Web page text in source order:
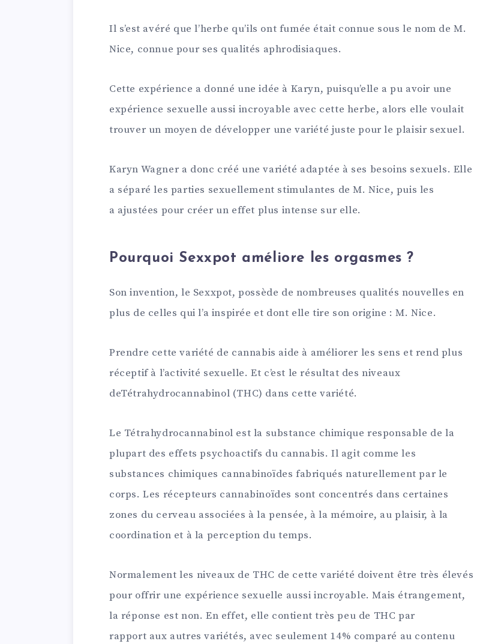
Il s’est avéré que l’herbe qu’ils ont fumée était connue sous le nom de M.
Nice, connue pour ses qualités aphrodisiaques.
Cette expérience a donné une idée à Karyn, puisqu’elle a pu avoir une
expérience sexuelle aussi incroyable avec cette herbe, alors elle voulait
trouver un moyen de développer une variété juste pour le plaisir sexuel.
Karyn Wagner a donc créé une variété adaptée à ses besoins sexuels. Elle
a séparé les parties sexuellement stimulantes de M. Nice, puis les
a ajustées pour créer un effet plus intense sur elle.
Pourquoi Sexxpot améliore les orgasmes ?
Son invention, le Sexxpot, possède de nombreuses qualités nouvelles en
plus de celles qui l’a inspirée et dont elle tire son origine : M. Nice.
Prendre cette variété de cannabis aide à améliorer les sens et rend plus
réceptif à l’activité sexuelle. Et c’est le résultat des niveaux
deTétrahydrocannabinol (THC) dans cette variété.
Le Tétrahydrocannabinol est la substance chimique responsable de la
plupart des effets psychoactifs du cannabis. Il agit comme les
substances chimiques cannabinoïdes fabriqués naturellement par le
corps. Les récepteurs cannabinoïdes sont concentrés dans certaines
zones du cerveau associées à la pensée, à la mémoire, au plaisir, à la
coordination et à la perception du temps.
Normalement les niveaux de THC de cette variété doivent être très élevés
pour offrir une expérience sexuelle aussi incroyable. Mais étrangement,
la réponse est non. En effet, elle contient très peu de THC par
rapport aux autres variétés, avec seulement 14% comparé au contenu